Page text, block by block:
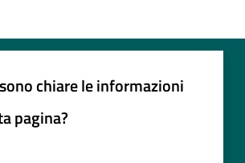
chiare le informazioni
pagina?